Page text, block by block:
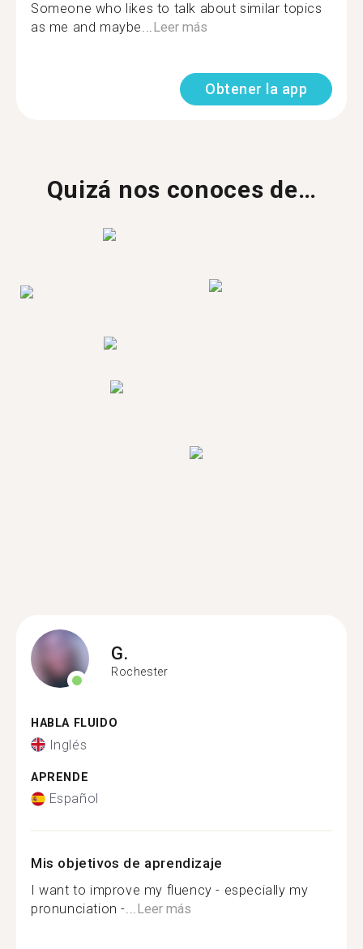
Someone who likes to talk about similar topics
as me and maybe...Leer más
Obtener la app
Quizá nos conoces de…
G.
Rochester
HABLA FLUIDO
Inglés
APRENDE
Español
Mis objetivos de aprendizaje
I want to improve my fluency - especially my
pronunciation -...Leer más